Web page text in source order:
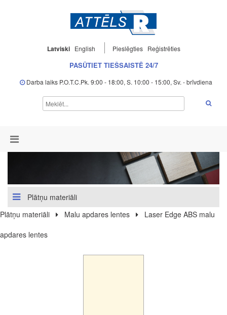
Latviski English Pieslēgties Reģistrēties
PASŪTIET TIEŠSAISTĒ 24/7
Darba laiks P.O.T.C.Pk. 9:00 - 18:00, S. 10:00 - 15:00, Sv. - brīvdiena
Plātņu materiāli
Plātņu materiāli
Malu apdares lentes
Laser Edge ABS malu
apdares lentes